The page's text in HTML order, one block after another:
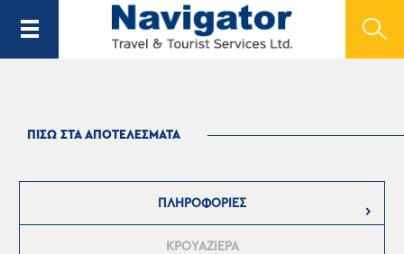
ΠΙΣΩ ΣΤΑ ΑΠΟΤΕΛΕΣΜΑΤΑ
ΠΛΗΡΟΦΟΡΙΕΣ
ΚΡΟΥΑΖΙΕΡΑ